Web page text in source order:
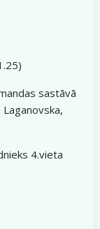
sastāvā
4.vieta